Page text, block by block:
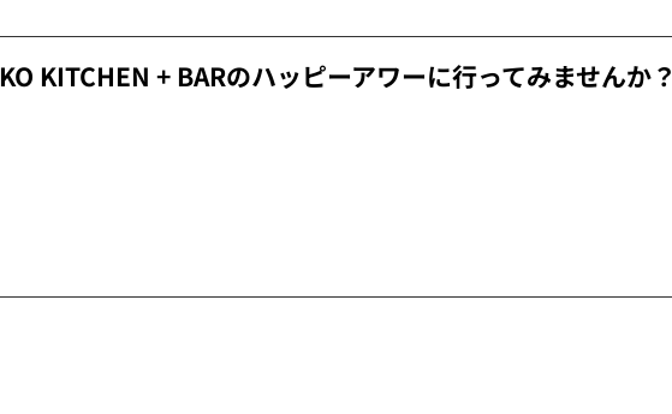
KITCHEN + BARのハッピーアワーに行ってみませんか？